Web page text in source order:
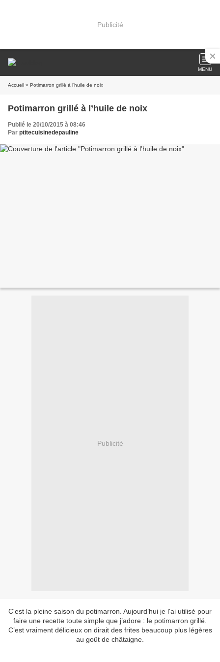
Publicité
MENU
Accueil » Potimarron grillé à l’huile de noix
Potimarron grillé à l’huile de noix
Publié le 20/10/2015 à 08:46
Par ptitecuisinedepauline
Publicité
C'est la pleine saison du potimarron. Aujourd’hui je l'ai utilisé pour
faire une recette toute simple que j’adore : le potimarron grillé.
C’est vraiment délicieux on dirait des frites beaucoup plus légères
au goût de châtaigne.